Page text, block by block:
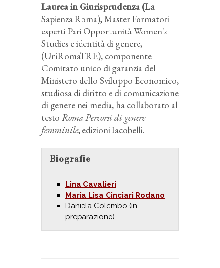
Laurea in Giurisprudenza (La
Sapienza Roma), Master Formatori
esperti Pari Opportunità Women's
Studies e identità di genere,
(UniRomaTRE), componente
Comitato unico di garanzia del
Ministero dello Sviluppo Economico,
studiosa di diritto e di comunicazione
di genere nei media, ha collaborato al
testo Roma Percorsi di genere
femminile, edizioni Iacobelli.
Biografie
Lina Cavalieri
Maria Lisa Cinciari Rodano
Daniela Colombo (in
preparazione)